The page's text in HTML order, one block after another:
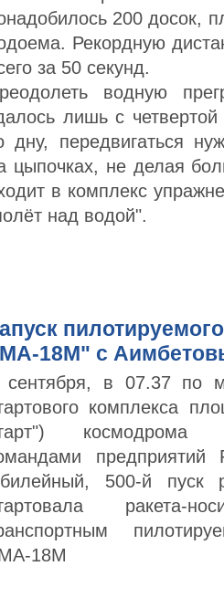
200 досок,
Рекордную
за 50 секунд.
водную
лишь с
дну, передвигаться
цыпочках, не делая
в комплекс
над водой".
18М" с
сентября, в 07.37 по
комплекса
космодрома
предприятий
500-й пуск
ракета-
18М